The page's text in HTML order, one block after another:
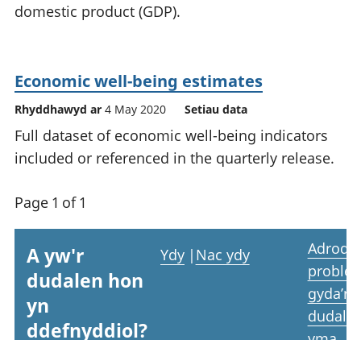
domestic product (GDP).
Economic well-being estimates
Rhyddhawyd ar 4 May 2020 Setiau data
Full dataset of economic well-being indicators
included or referenced in the quarterly release.
Page 1 of 1
A yw'r
dudalen hon
yn
ddefnyddiol?
Ydy | Nac ydy
Adrodd
gyda’r